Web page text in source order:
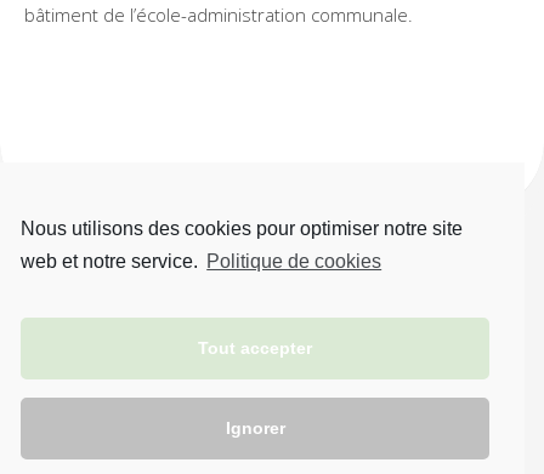
Nous utilisons des cookies pour optimiser notre site
web et notre service. Politique de cookies
Tout accepter
Ignorer
bâtiment de l’école-administration communale.